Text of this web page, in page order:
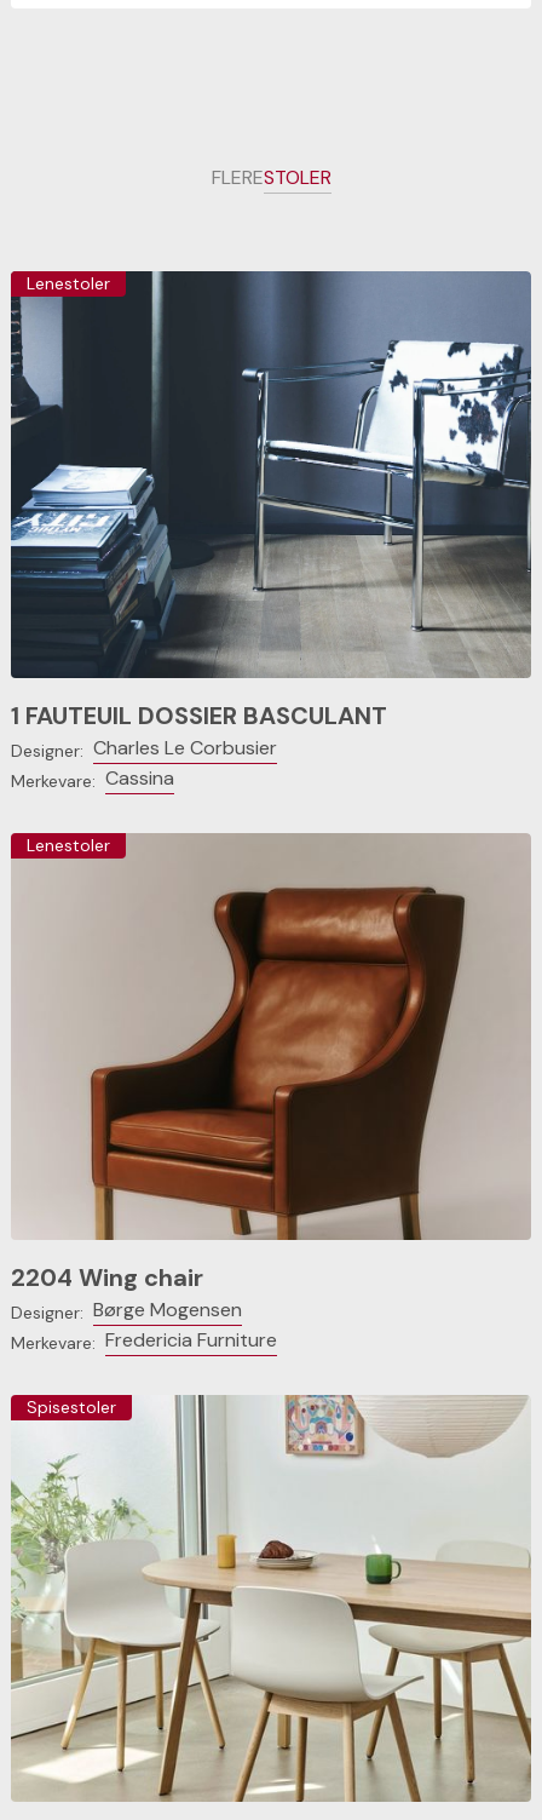
FLERESTOLER
Lenestoler
1 FAUTEUIL DOSSIER BASCULANT
Designer: Charles Le Corbusier
Merkevare: Cassina
Lenestoler
2204 Wing chair
Designer: Børge Mogensen
Merkevare: Fredericia Furniture
Spisestoler